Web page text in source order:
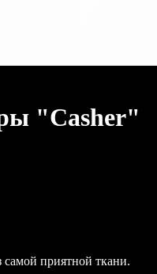
"Casher"
приятной ткани.